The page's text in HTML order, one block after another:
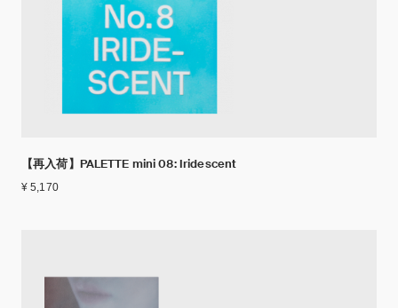
【再入荷】PALETTE mini 08: Iridescent
¥ 5,170